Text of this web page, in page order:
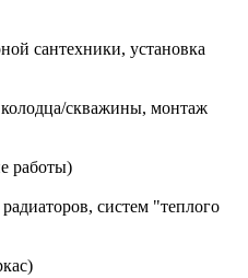
сантехники, установка
скважины, монтаж
работы)
систем "теплого